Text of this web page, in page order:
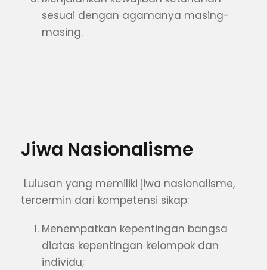
sesuai dengan agamanya masing-
masing.
Jiwa Nasionalisme
Lulusan yang memiliki jiwa nasionalisme,
tercermin dari kompetensi sikap:
Menempatkan kepentingan bangsa
diatas kepentingan kelompok dan
individu;